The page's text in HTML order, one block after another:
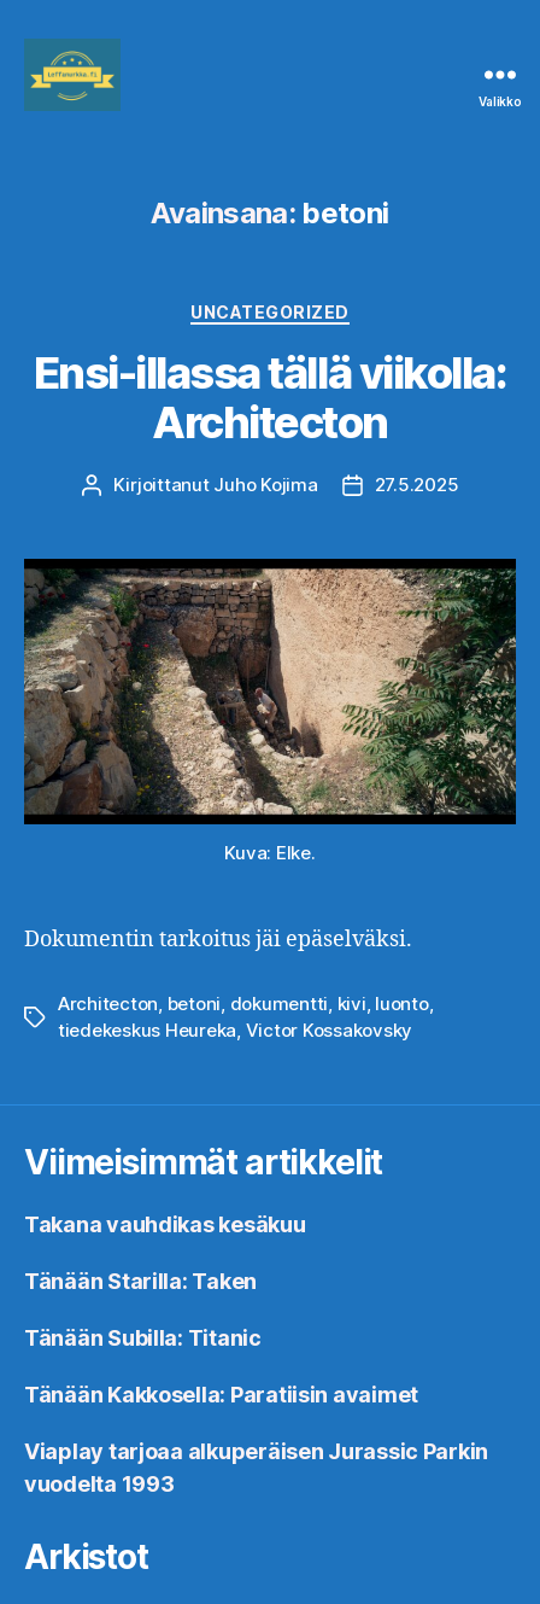
Valikko
Avainsana: betoni
Kategoriat
UNCATEGORIZED
Ensi-illassa tällä viikolla:
Architecton
Kirjoittaja
Kirjoittanut Juho Kojima Julkaisupäivämäärä
27.5.2025
Kuva: Elke.
Dokumentin tarkoitus jäi epäselväksi.
Avainsanat
Architecton, betoni, dokumentti, kivi, luonto,
tiedekeskus Heureka, Victor Kossakovsky
Viimeisimmät artikkelit
Takana vauhdikas kesäkuu
Tänään Starilla: Taken
Tänään Subilla: Titanic
Tänään Kakkosella: Paratiisin avaimet
Viaplay tarjoaa alkuperäisen Jurassic Parkin
vuodelta 1993
Arkistot